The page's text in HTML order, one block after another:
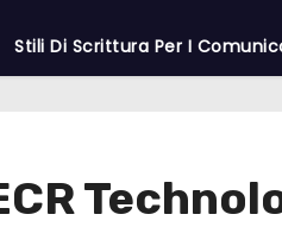
Stili Di Scrittura Per I